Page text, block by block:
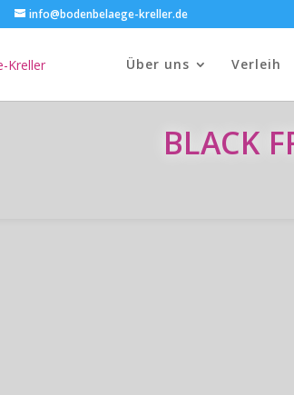
info@bodenbelaege-kreller.de
Über uns Verleih
BLACK